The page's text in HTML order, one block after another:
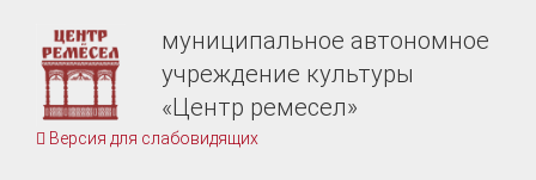
муниципальное автономное
учреждение культуры
«Центр ремесел»
Версия для слабовидящих